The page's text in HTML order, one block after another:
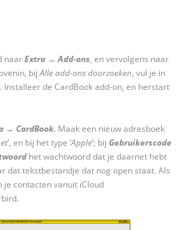
naarExtra →Add-ons, en vervolgens naar
bijAlle add-ons doorzoeken, vul je in
Installeer de CardBook add-on, en herstart
→ CardBook. Maak een nieuw adresboek
‘, en bij het type ‘Apple‘; bij Gebruikerscode
het wachtwoord dat je daarnet hebt
dat tekstbestandje dat nog open staat. Als
je contacten vanuit iCloud